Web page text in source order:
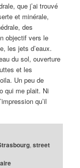
que j’ai trouvé
et minérale,
des
objectif vers le
les jets d’eaux.
du sol, ouverture
et les
Un peu de
qui me plait. Ni
qu’il
, street